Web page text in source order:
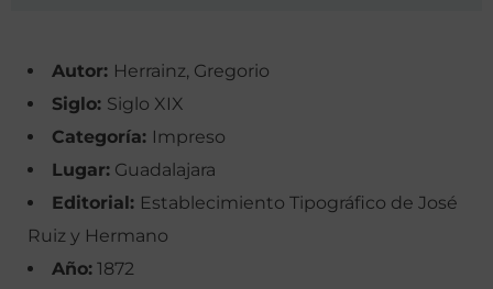
Autor: Herrainz, Gregorio
Siglo: Siglo XIX
Categoría: Impreso
Lugar: Guadalajara
Editorial: Establecimiento Tipográfico de José
Ruiz y Hermano
Año: 1872